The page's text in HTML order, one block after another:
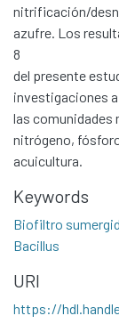
All of DSpace
Statistics
Políticas
nitrificación/
azufre. Los
8
del presente
investigaciones
las comunidades
nitrógeno,
acuicultura.
Keywords
Biofiltro
Bacillus
URI
https://